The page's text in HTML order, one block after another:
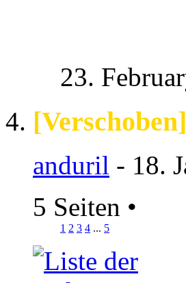
23.
[Verschoben]
anduril - 18.
5 Seiten •
1 2 3 4 ... 5